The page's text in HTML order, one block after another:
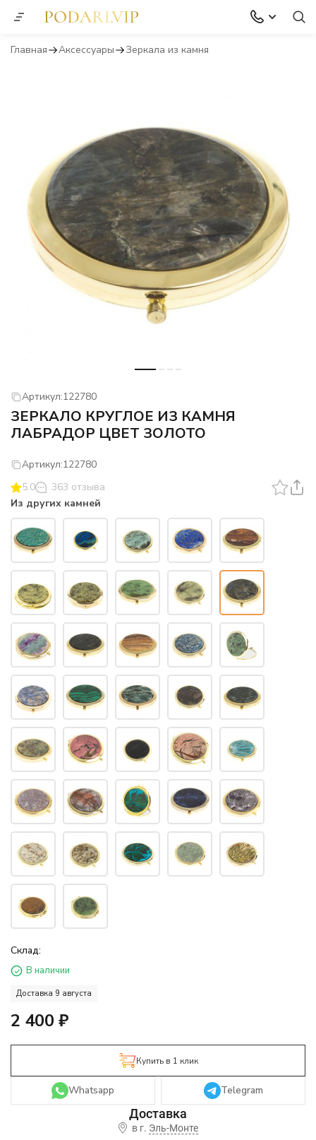
Главная Аксессуары Зеркала из камня
Артикул:122780
ЗЕРКАЛО КРУГЛОЕ ИЗ КАМНЯ
ЛАБРАДОР ЦВЕТ ЗОЛОТО
Артикул:122780
5.0
363 отзыва
Из других камней
Склад:
В наличии
Доставка 9 августа
2 400 ₽
Купить в 1 клик
Whatsapp Telegram
в г. Эль-Монте